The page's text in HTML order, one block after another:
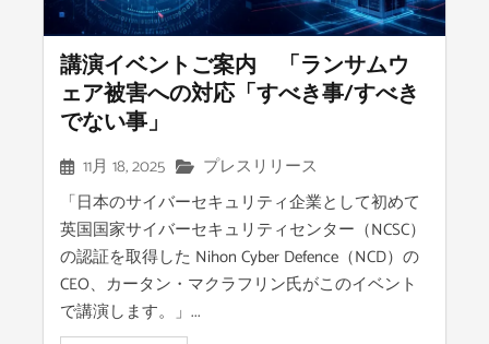
講演イベントご案内 「ランサムウ
ェア被害への対応「すべき事/すべき
でない事」
11月 18, 2025
プレスリリース
「日本のサイバーセキュリティ企業として初めて
英国国家サイバーセキュリティセンター（NCSC）
の認証を取得した Nihon Cyber Defence（NCD）の
CEO、カータン・マクラフリン氏がこのイベント
で講演します。」...